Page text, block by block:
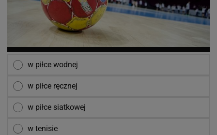
w piłce wodnej
w piłce ręcznej
w piłce siatkowej
w tenisie